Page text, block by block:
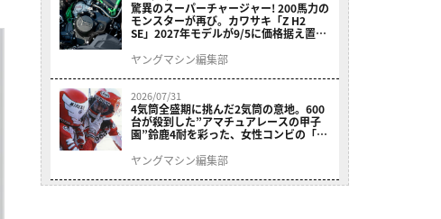
驚異のスーパーチャージャー! 200馬力の
モンスターが再び。カワサキ「Z H2
SE」2027年モデルが9/5に価格据え置き
ヤングマシン編集部
2026/07/31
4気筒全盛期に挑んだ2気筒の意地。600
台が殺到した”アマチュアレースの甲子
園”鈴鹿4耐を彩った、女性コンビの「ス
ヤングマシン編集部